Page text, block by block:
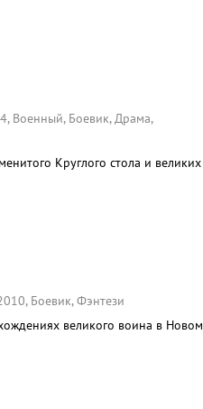
Военный, Боевик, Драма,
Круглого стола и великих
Боевик, Фэнтези
великого воина в Новом